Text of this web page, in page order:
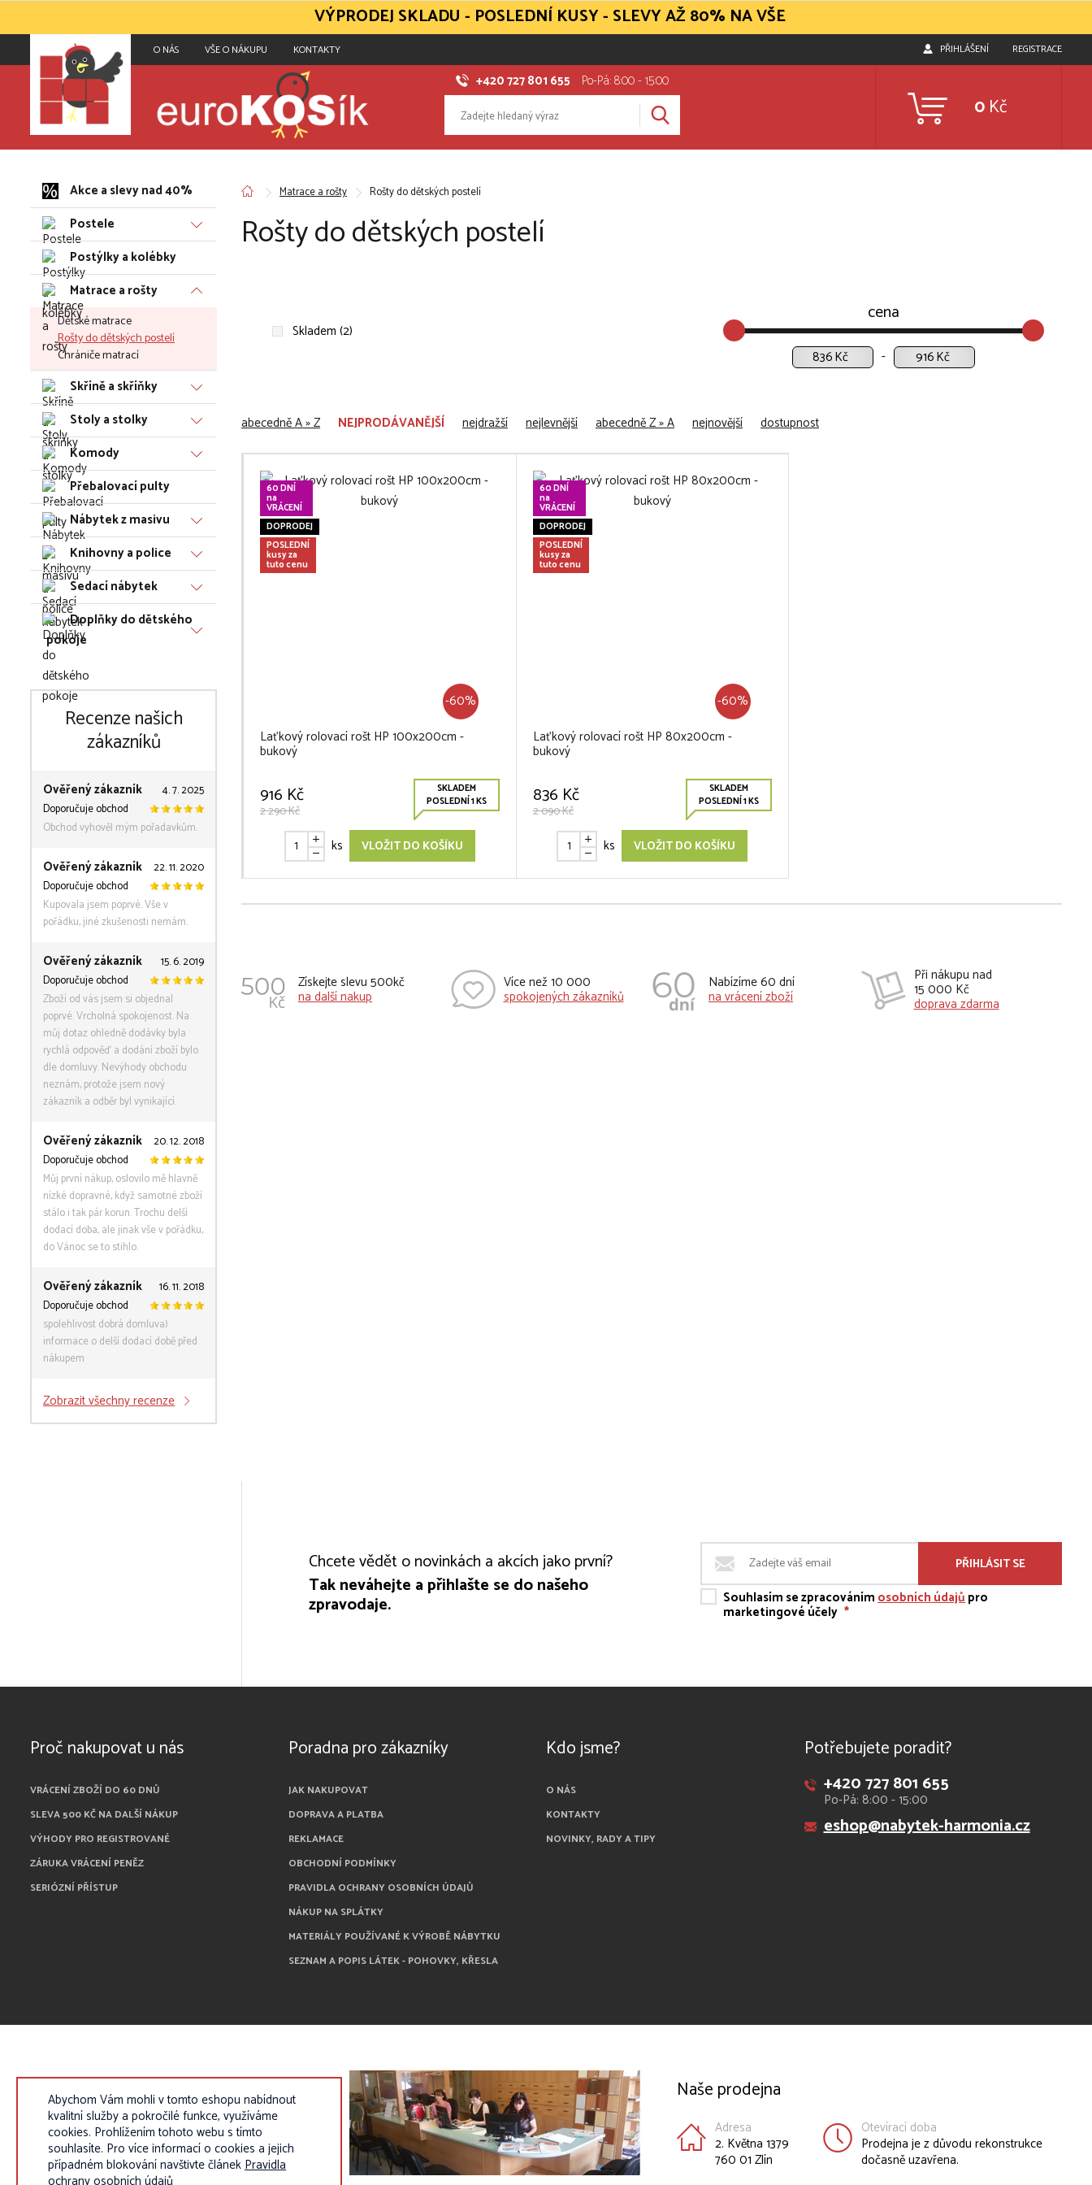
O NÁS VŠE O NÁKUPU KONTAKTY PŘIHLÁŠENÍ REGISTRACE
+420 727 801 655 Po-Pá: 8:00 - 15:00
0 Kč
Akce a slevy nad 40%
Postele
Postýlky a kolébky
Matrace a rošty
Dětské matrace
Rošty do dětských postelí
Chrániče matrací
Skříně a skříňky
Stoly a stolky
Komody
Přebalovací pulty
Nábytek z masivu
Knihovny a police
Sedací nábytek
Doplňky do dětského
pokoje
Recenze našich
zákazníků
Ověřený zákazník
4. 7. 2025
Doporučuje obchod
Obchod vyhověl mým pořadavkům.
Ověřený zákazník
22. 11. 2020
Doporučuje obchod
Kupovala jsem poprvé. Vše v
pořádku, jiné zkušenosti nemám.
Ověřený zákazník
15. 6. 2019
Doporučuje obchod
Zboží od vás jsem si objednal
poprvé. Vrcholná spokojenost. Na
můj dotaz ohledně dodávky byla
rychlá odpověď a dodání zboží bylo
dle domluvy. Nevýhody obchodu
neznám, protože jsem nový
zákazník a odběr byl vynikající.
Ověřený zákazník
20. 12. 2018
Doporučuje obchod
Můj první nákup, oslovilo mě hlavně
nízké dopravné, když samotné zboží
stálo i tak pár korun. Trochu delší
dodací doba, ale jinak vše v pořádku,
do Vánoc se to stihlo.
Ověřený zákazník
16. 11. 2018
Doporučuje obchod
spolehlivost dobrá domluva)
informace o delší dodací době před
nákupem
Zobrazit všechny recenze
Matrace a rošty Rošty do dětských postelí
Rošty do dětských postelí
Skladem (2)
cena
Kč Kč
abecedně A » Z NEJPRODÁVANĚJŠÍ nejdražší nejlevnější abecedně Z » A nejnovější dostupnost
60 DNÍ
na
VRÁCENÍ
DOPRODEJ
POSLEDNÍ
kusy za
tuto cenu
-60%
Laťkový rolovací rošt HP 100x200cm -
bukový
916 Kč
2 290 Kč
SKLADEM
POSLEDNÍ 1 KS
ks VLOŽIT DO KOŠÍKU
60 DNÍ
na
VRÁCENÍ
DOPRODEJ
POSLEDNÍ
kusy za
tuto cenu
-60%
Laťkový rolovací rošt HP 80x200cm -
bukový
836 Kč
2 090 Kč
SKLADEM
POSLEDNÍ 1 KS
ks VLOŽIT DO KOŠÍKU
Získejte slevu 500kč
na další nakup
Více než 10 000
spokojených zákazníků
Nabízíme 60 dní
na vrácení zboží
Při nákupu nad
15 000 Kč
doprava zdarma
Chcete vědět o novinkách a akcích jako první?
Tak neváhejte a přihlašte se do našeho
zpravodaje.
PŘIHLÁSIT SE
Souhlasím se zpracovánímosobních údajůpro
marketingové účely *
Proč nakupovat u nás
VRÁCENÍ ZBOŽÍ DO 60 DNŮ
SLEVA 500 KČ NA DALŠÍ NÁKUP
VÝHODY PRO REGISTROVANÉ
ZÁRUKA VRÁCENÍ PENĚZ
SERIÓZNÍ PŘÍSTUP
Poradna pro zákazníky
JAK NAKUPOVAT
DOPRAVA A PLATBA
REKLAMACE
OBCHODNÍ PODMÍNKY
PRAVIDLA OCHRANY OSOBNÍCH ÚDAJŮ
NÁKUP NA SPLÁTKY
MATERIÁLY POUŽÍVANÉ K VÝROBĚ NÁBYTKU
SEZNAM A POPIS LÁTEK - POHOVKY, KŘESLA
Kdo jsme?
O NÁS
KONTAKTY
NOVINKY, RADY A TIPY
Potřebujete poradit?
+420 727 801 655
Po-Pá: 8:00 - 15:00
eshop@nabytek-harmonia.cz
Naše prodejna
Adresa
2. Května 1379
760 01 Zlín
Otevírací doba
Prodejna je z důvodu rekonstrukce
dočasně uzavřena.
VÝPRODEJ SKLADU - POSLEDNÍ KUSY - SLEVY AŽ 80% NA VŠE
Abychom Vám mohli v tomto eshopu nabídnout
kvalitní služby a pokročilé funkce, využíváme
cookies. Prohlížením tohoto webu s tímto
souhlasíte. Pro více informací o cookies a jejich
případném blokování navštivte článekPravidla